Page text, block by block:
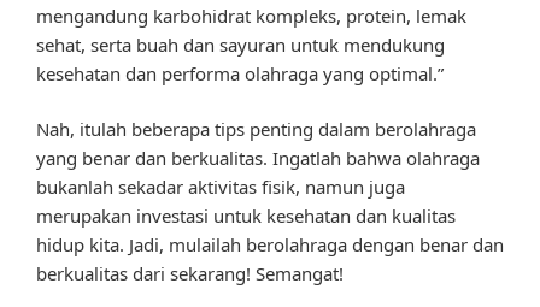
mengandung karbohidrat kompleks, protein, lemak
sehat, serta buah dan sayuran untuk mendukung
kesehatan dan performa olahraga yang optimal.”
Nah, itulah beberapa tips penting dalam berolahraga
yang benar dan berkualitas. Ingatlah bahwa olahraga
bukanlah sekadar aktivitas fisik, namun juga
merupakan investasi untuk kesehatan dan kualitas
hidup kita. Jadi, mulailah berolahraga dengan benar dan
berkualitas dari sekarang! Semangat!